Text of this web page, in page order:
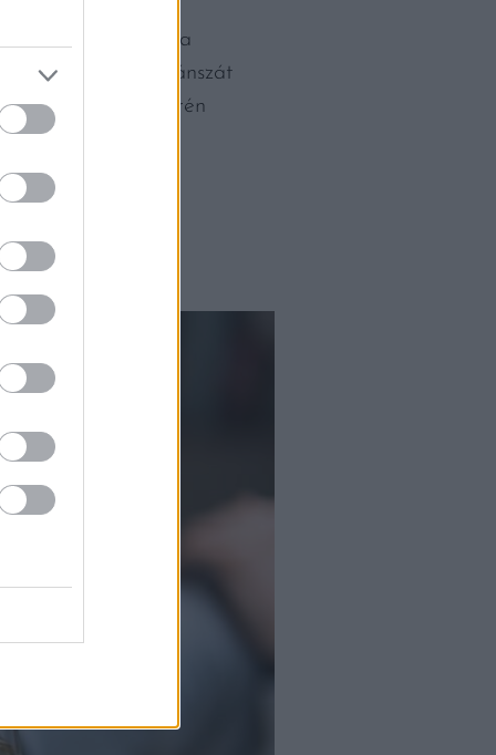
szocialista
a furmintnál és a
reneszánszát
vele. Sikerén